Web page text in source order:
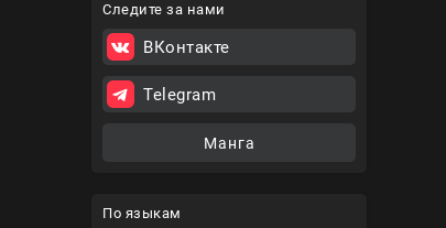
По языкам
Следите за нами
ВКонтакте
Telegram
Манга